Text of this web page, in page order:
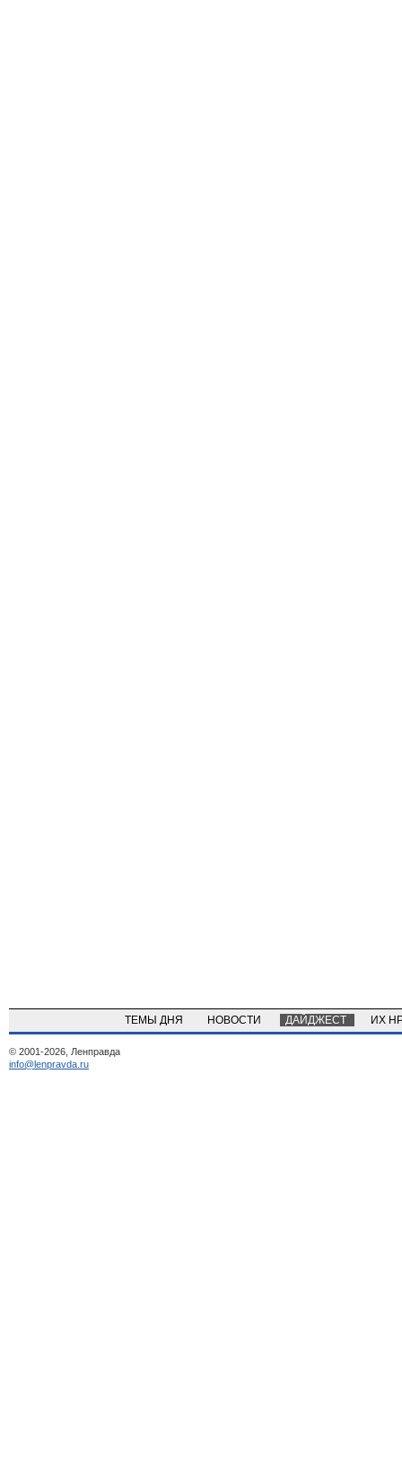
ТЕМЫ ДНЯ НОВОСТИ ДАЙДЖЕСТ ИХ
© 2001-2026, Ленправда
info@lenpravda.ru